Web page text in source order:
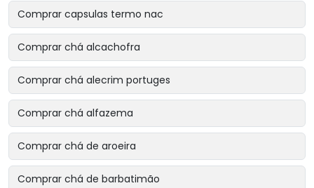
Comprar capsulas termo nac
Comprar chá alcachofra
Comprar chá alecrim portuges
Comprar chá alfazema
Comprar chá de aroeira
Comprar chá de barbatimão